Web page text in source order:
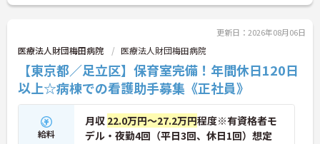
更新日：2026年08月06日
医療法人財団梅田病院 医療法人財団梅田病院
【東京都／足立区】保育室完備！年間休日120日
以上☆病棟での看護助手募集《正社員》
給料
月収 22.0万円～27.2万円程度※有資格者モ
デル・夜勤4回（平日3回、休日1回）想定